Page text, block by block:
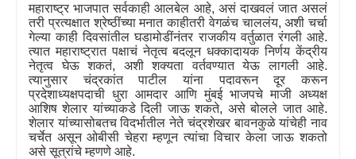
महाराष्ट्र भाजपात सर्वकाही आलबेल आहे, असं दाखवलं जात असलं
तरी प्रत्यक्षात श्रेष्ठींच्या मनात काहीतरी वेगळंच चाललंय,अशी चर्चा
गेल्या काही दिवसांतील घडामोडींनंतर राजकीय वर्तुळात रंगली आहे.
त्यात महाराष्ट्रात पक्षाचं नेतृत्व बदलून धक्कादायक निर्णय केंद्रीय
नेतृत्व घेऊ शकतं, अशी शक्यता वर्तवण्यात येऊ लागली आहे.
त्यानुसार चंद्रकांत पाटील यांना पदावरून दूर करून
प्रदेशाध्यक्षपदाची धुरा आमदार आणि मुंबई भाजपचे माजी अध्यक्ष
आशिष शेलार यांच्याकडे दिली जाऊ शकते, असे बोलले जात आहे.
शेलार यांच्यासोबतच विदर्भातील नेते चंद्रशेखर बावनकुळे यांचेही नाव
चर्चेत असून ओबीसी चेहरा म्हणून त्यांचा विचार केला जाऊ शकतो
असे सूत्रांचे म्हणणे आहे.